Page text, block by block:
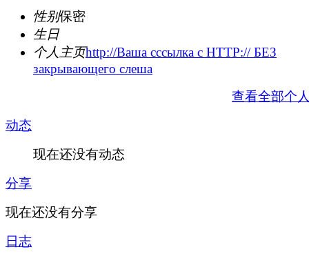
性别保密
生日
个人主页http://Ваша сссылка с HTTP:// БЕЗ
закрывающего слеша
查看全部个
动态
现在还没有动态
分享
现在还没有分享
日志